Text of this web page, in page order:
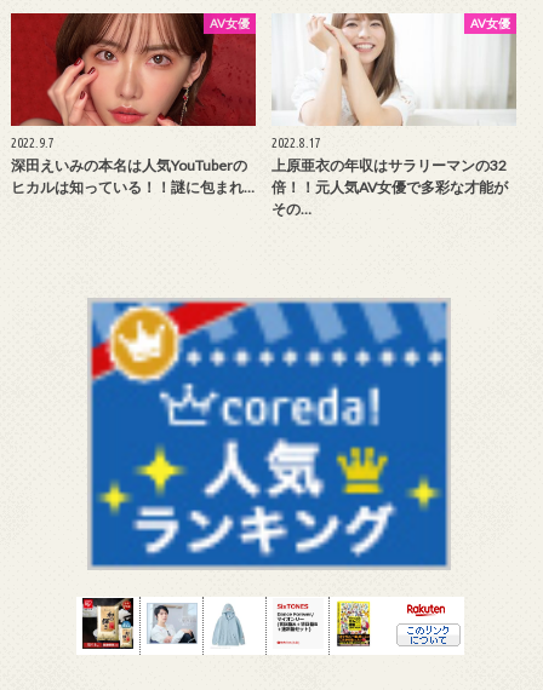
AV女優
2022.9.7
深田えいみの本名は人気YouTuberの
ヒカルは知っている！！謎に包まれ…
AV女優
2022.8.17
上原亜衣の年収はサラリーマンの32
倍！！元人気AV女優で多彩な才能が
その…